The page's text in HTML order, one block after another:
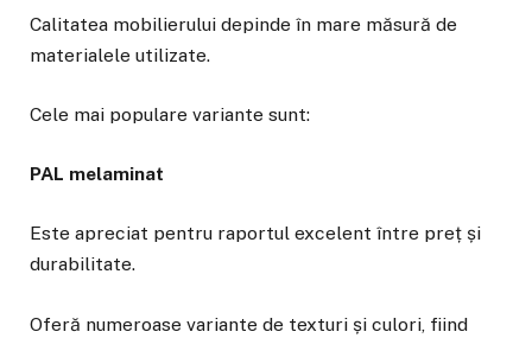
Calitatea mobilierului depinde în mare măsură de
materialele utilizate.
Cele mai populare variante sunt:
PAL melaminat
Este apreciat pentru raportul excelent între preț și
durabilitate.
Oferă numeroase variante de texturi și culori, fiind